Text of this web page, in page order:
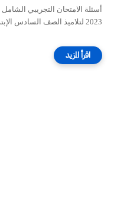
أسئلة الامتحان التجريبي الشامل
2023 لتلاميذ الصف السادس الإبتدائي للمزيد من هذه المواضيع اكتب ف...